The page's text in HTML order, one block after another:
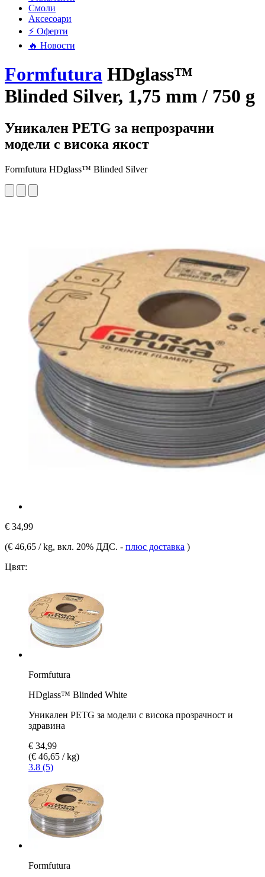
Смоли
Аксесоари
⚡ Оферти
🔥 Новости
Formfutura HDglass™
Blinded Silver, 1,75 mm / 750 g
Уникален PETG за непрозрачни
модели с висока якост
Formfutura HDglass™ Blinded Silver
€ 34,99
(€ 46,65 / kg, вкл. 20% ДДС. - плюс доставка )
Цвят:
Formfutura
HDglass™ Blinded White
Уникален PETG за модели с висока прозрачност и
здравина
€ 34,99
(€ 46,65 / kg)
3.8 (5)
Formfutura